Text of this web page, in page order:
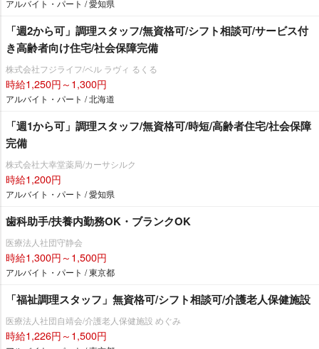
アルバイト・パート / 愛知県
「週2から可」調理スタッフ/無資格可/シフト相談可/サービス付
き高齢者向け住宅/社会保障完備
株式会社フジライフ/ベル ラヴィ るくる
時給1,250円～1,300円
アルバイト・パート / 北海道
「週1から可」調理スタッフ/無資格可/時短/高齢者住宅/社会保障
完備
株式会社大幸堂薬局/カーサシルク
時給1,200円
アルバイト・パート / 愛知県
歯科助手/扶養内勤務OK・ブランクOK
医療法人社団守静会
時給1,300円～1,500円
アルバイト・パート / 東京都
「福祉調理スタッフ」無資格可/シフト相談可/介護老人保健施設
医療法人社団自靖会/介護老人保健施設 めぐみ
時給1,226円～1,500円